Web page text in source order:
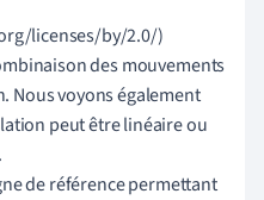
licenses/by/2.0/)
des mouvements
Nous voyons également
peut être linéaire ou
de référence permettant